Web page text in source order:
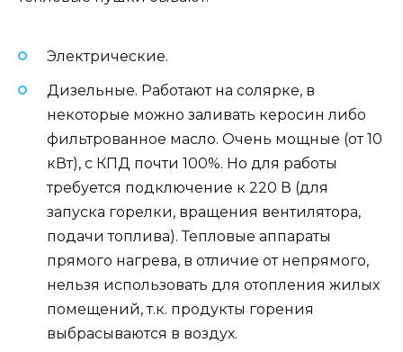
Электрические.
Дизельные. Работают на солярке, в
некоторые можно заливать керосин либо
фильтрованное масло. Очень мощные (от 10
кВт), с КПД почти 100%. Но для работы
требуется подключение к 220 В (для
запуска горелки, вращения вентилятора,
подачи топлива). Тепловые аппараты
прямого нагрева, в отличие от непрямого,
нельзя использовать для отопления жилых
помещений, т.к. продукты горения
выбрасываются в воздух.